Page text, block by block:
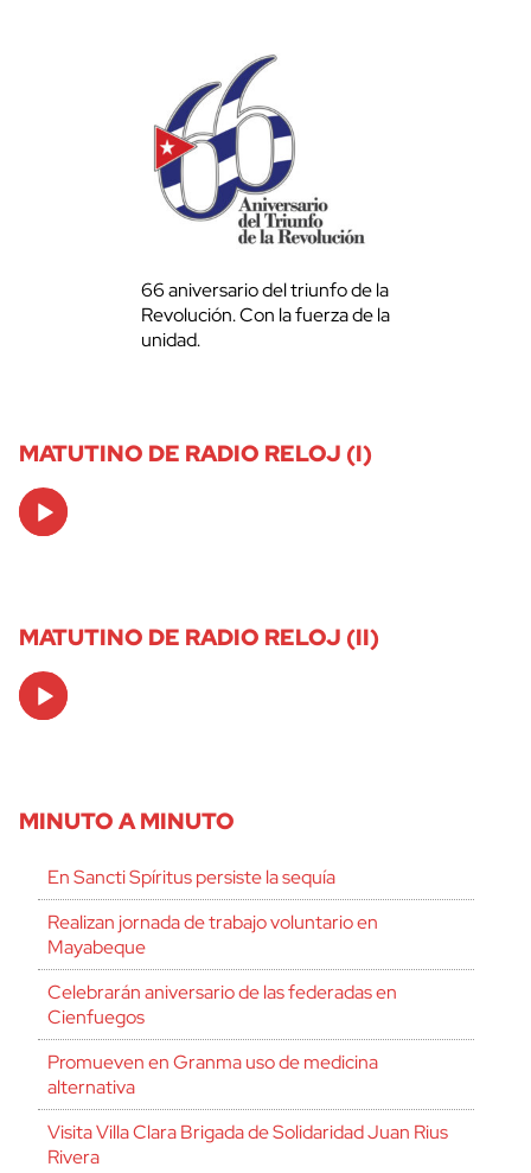
66 aniversario del triunfo de la
Revolución. Con la fuerza de la
unidad.
MATUTINO DE RADIO RELOJ (I)
Audio
Player
MATUTINO DE RADIO RELOJ (II)
Audio
Player
MINUTO A MINUTO
En Sancti Spíritus persiste la sequía
Realizan jornada de trabajo voluntario en
Mayabeque
Celebrarán aniversario de las federadas en
Cienfuegos
Promueven en Granma uso de medicina
alternativa
Visita Villa Clara Brigada de Solidaridad Juan Rius
Rivera